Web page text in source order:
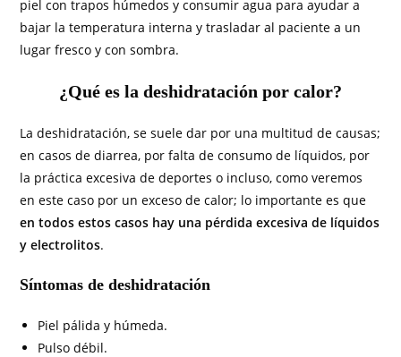
piel con trapos húmedos y consumir agua para ayudar a
bajar la temperatura interna y trasladar al paciente a un
lugar fresco y con sombra.
¿Qué es la deshidratación por calor?
La deshidratación, se suele dar por una multitud de causas;
en casos de diarrea, por falta de consumo de líquidos, por
la práctica excesiva de deportes o incluso, como veremos
en este caso por un exceso de calor; lo importante es que
en todos estos casos hay una pérdida excesiva de líquidos
y electrolitos.
Síntomas de deshidratación
Piel pálida y húmeda.
Pulso débil.